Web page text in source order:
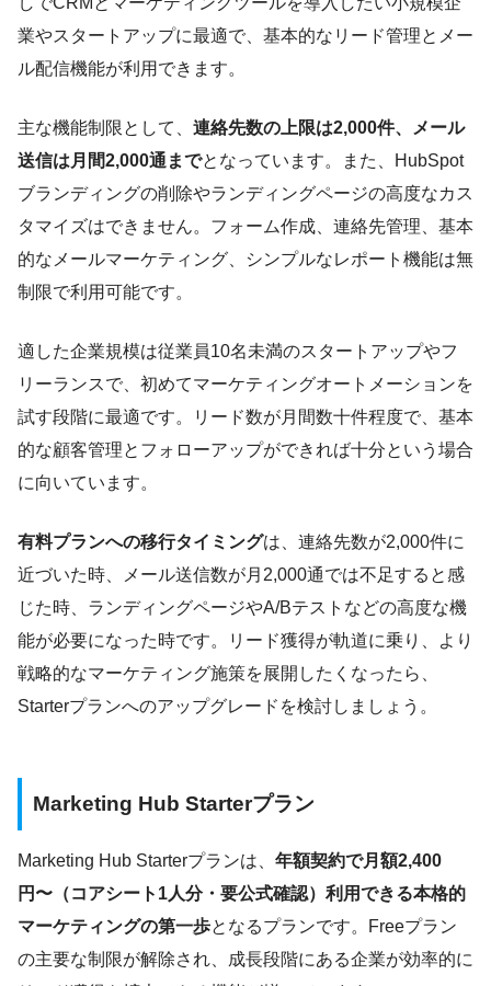
業やスタートアップに最適で、基本的なリード管理とメー
ル配信機能が利用できます。
主な機能制限として、 連絡先数の上限は2,000件、メール
送信は月間2,000通までとなっています。また、HubSpot
ブランディングの削除やランディングページの高度なカス
タマイズはできません。フォーム作成、連絡先管理、基本
的なメールマーケティング、シンプルなレポート機能は無
制限で利用可能です。
適した企業規模は従業員10名未満のスタートアップやフ
リーランスで、初めてマーケティングオートメーションを
試す段階に最適です。リード数が月間数十件程度で、基本
的な顧客管理とフォローアップができれば十分という場合
に向いています。
有料プランへの移行タイミングは、連絡先数が2,000件に
近づいた時、メール送信数が月2,000通では不足すると感
じた時、ランディングページやA/Bテストなどの高度な機
能が必要になった時です。リード獲得が軌道に乗り、より
戦略的なマーケティング施策を展開したくなったら、
Starterプランへのアップグレードを検討しましょう。
Marketing Hub Starterプラン
Marketing Hub Starterプランは、 年額契約で月額2,400
円〜（コアシート1人分・要公式確認）利用できる本格的
マーケティングの第一歩となるプランです。Freeプラン
の主要な制限が解除され、成長段階にある企業が効率的に